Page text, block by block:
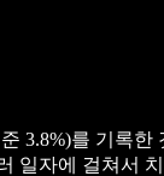
3.8%)를 기록
일자에 걸쳐서